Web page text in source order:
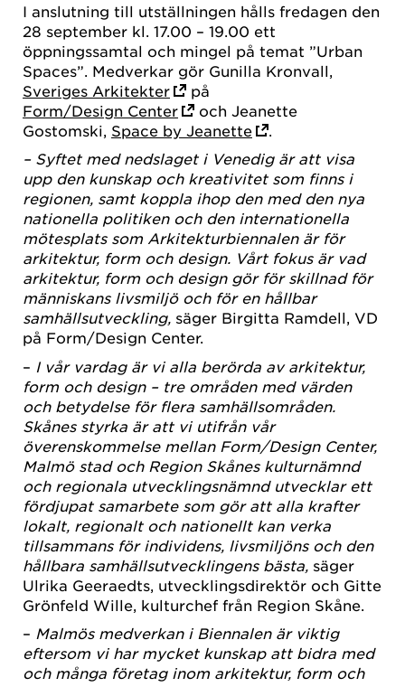
I anslutning till utställningen hålls fredagen den
28 september kl. 17.00 – 19.00 ett
öppningssamtal och mingel på temat ”Urban
Spaces”. Medverkar gör Gunilla Kronvall,
Sveriges Arkitekter
på
Form/Design Center
och Jeanette
Gostomski, Space by Jeanette
– Syftet med nedslaget i Venedig är att visa
upp den kunskap och kreativitet som finns i
regionen, samt koppla ihop den med den nya
nationella politiken och den internationella
mötesplats som Arkitekturbiennalen är för
arkitektur, form och design. Vårt fokus är vad
arkitektur, form och design gör för skillnad för
människans livsmiljö och för en hållbar
samhällsutveckling, säger Birgitta Ramdell, VD
på Form/Design Center.
– I vår vardag är vi alla berörda av arkitektur,
form och design – tre områden med värden
och betydelse för flera samhällsområden.
Skånes styrka är att vi utifrån vår
överenskommelse mellan Form/Design Center,
Malmö stad och Region Skånes kulturnämnd
och regionala utvecklingsnämnd utvecklar ett
fördjupat samarbete som gör att alla krafter
lokalt, regionalt och nationellt kan verka
tillsammans för individens, livsmiljöns och den
hållbara samhällsutvecklingens bästa, säger
Ulrika Geeraedts, utvecklingsdirektör och Gitte
Grönfeld Wille, kulturchef från Region Skåne.
– Malmös medverkan i Biennalen är viktig
eftersom vi har mycket kunskap att bidra med
och många företag inom arkitektur, form och